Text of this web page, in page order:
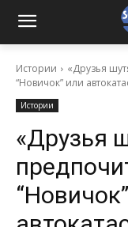
Истории
«Друзья
“Новичок” или
Истории
«Друзья